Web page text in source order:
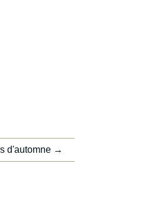
d'automne →